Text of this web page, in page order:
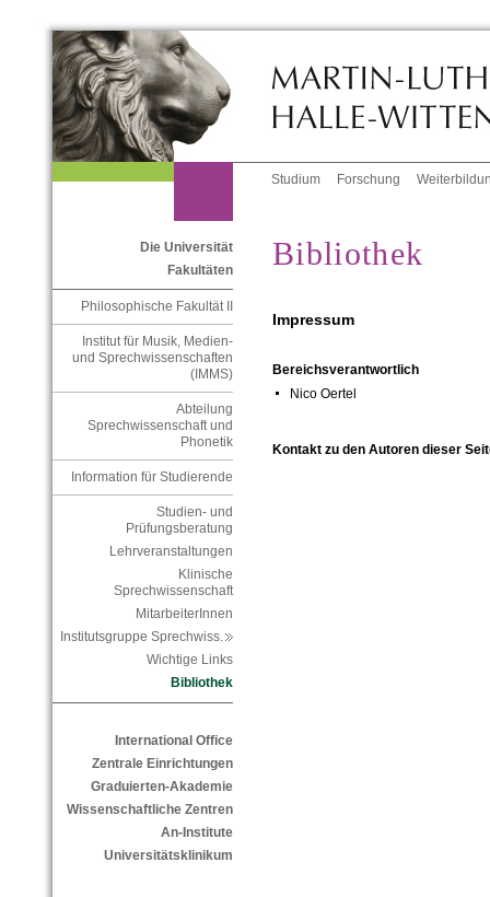
Studium Forschung
Die Universität
Fakultäten
Philosophische Fakultät II
Institut für Musik, Medien-
und Sprechwissenschaften
(IMMS)
Abteilung
Sprechwissenschaft und
Phonetik
Information für Studierende
Studien- und
Prüfungsberatung
Lehrveranstaltungen
Klinische
Sprechwissenschaft
MitarbeiterInnen
Institutsgruppe Sprechwiss.
Wichtige Links
Bibliothek
International Office
Zentrale Einrichtungen
Graduierten-Akademie
Wissenschaftliche Zentren
An-Institute
Universitätsklinikum
Bibliothek
Impressum
Bereichsverantwortlich
Nico Oertel
Kontakt zu den Autoren dieser